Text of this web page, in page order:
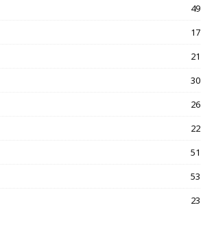
49
17
21
30
26
22
51
53
23